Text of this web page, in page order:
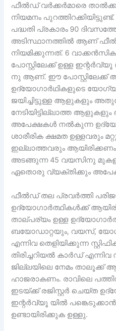
ഫീൽഡ് വർക്കർമാരെ
നിയമനം
പദ്ധതി പ്രകാരം 90
അടിസ്ഥാനത്തിൽ ആണ്
നിയമിക്കുന്നത്. 6
പോസ്റ്റിലേക്ക് ഉള്ള
നു ആണ്. ഈ പോസ്റ്റിലേക്ക്
ഉദ്യോഗാർഥികളുടെ
ജയിച്ചിട്ടുള്ള ആളുകളും
നേടിയിട്ടില്ലാത്ത ആളുകളും
അപേക്ഷകൾ നൽകുന്ന
ശാരീരിക ക്ഷമത ഉള്ളവരും
ഇല്ലാത്തവരും
അടങ്ങുന്ന 45 വയസിനു
ഏതൊരു വ്യക്തിക്കും
ഫീൽഡ് തല പ്രവർത്തി
ഉദ്യോഗാർത്ഥികൾക്ക്
താല്പര്യം ഉള്ള
ബയോഡാറ്റയും, വയസ്,
എന്നിവ തെളിയിക്കുന്ന
തിരിച്ചറിയൽ കാർഡ്
ജില്ലയിലെ നേമം താലൂക്ക്
ഹാജരാകണം. രാവിലെ
ഇടയ്ക്ക് രജിസ്റ്റർ ചെയ്ത
ഇന്റർവ്യൂ യിൽ
ഉണ്ടായിരിക്കുക ഉള്ളു.